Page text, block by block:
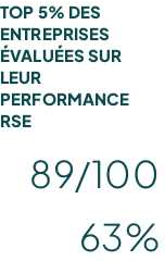
TOP 5% DES
ENTREPRISES
ÉVALUÉES SUR
LEUR
PERFORMANCE
RSE
89/100
63%